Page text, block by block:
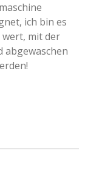
ich bin es
mit der
abgewaschen